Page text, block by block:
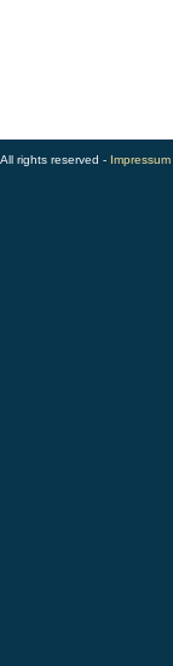
rights reserved - Impressum